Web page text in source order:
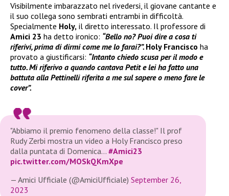
Visibilmente imbarazzato nel rivedersi, il giovane cantante e
il suo collega sono sembrati entrambi in difficoltà.
Specialmente Holy, il diretto interessato. Il professore di
Amici 23 ha detto ironico: “Bello no? Puoi dire a cosa ti
riferivi, prima di dirmi come me lo farai?”. Holy Francisco ha
provato a giustificarsi: “Intanto chiedo scusa per il modo e
tutto. Mi riferivo a quando cantava Petit e lei ha fatto una
battuta alla Pettinelli riferita a me sul sapere o meno fare le
cover”.
"Abbiamo il premio fenomeno della classe!" Il prof
Rudy Zerbi mostra un video a Holy Francisco preso
dalla puntata di Domenica… #Amici23
pic.twitter.com/MOSkQKmXpe
— Amici Ufficiale (@AmiciUfficiale) September 26,
2023